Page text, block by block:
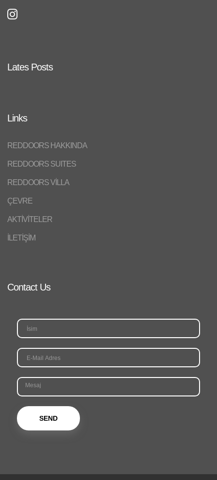
Lates Posts
Links
REDDOORS HAKKINDA
REDDOORS SUITES
REDDOORS VİLLA
ÇEVRE
AKTİVİTELER
İLETİŞİM
Contact Us